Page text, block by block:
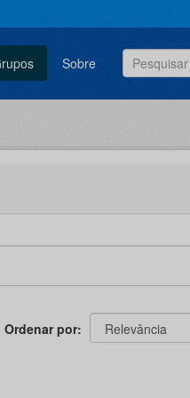
Sobre
Ordenar por